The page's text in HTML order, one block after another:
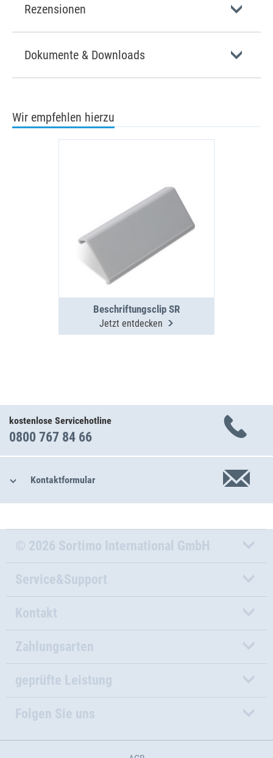
Rezensionen
Dokumente & Downloads
Wir empfehlen hierzu
Beschriftungsclip SR
Jetzt entdecken
kostenlose Servicehotline
0800 767 84 66
Kontaktformular
© 2026 Sortimo International GmbH
Service&Support
Kontakt
Zahlungsarten
geprüfte Leistung
Folgen Sie uns